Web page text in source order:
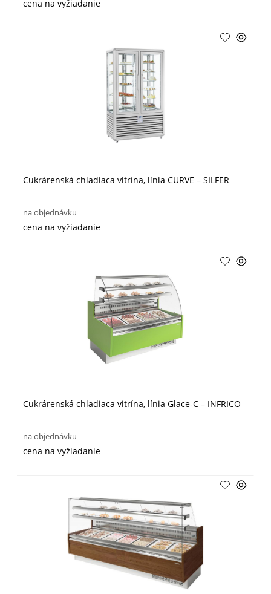
cena na vyžiadanie
Cukrárenská chladiaca vitrína, línia CURVE – SILFER
na objednávku
cena na vyžiadanie
Cukrárenská chladiaca vitrína, línia Glace-C – INFRICO
na objednávku
cena na vyžiadanie